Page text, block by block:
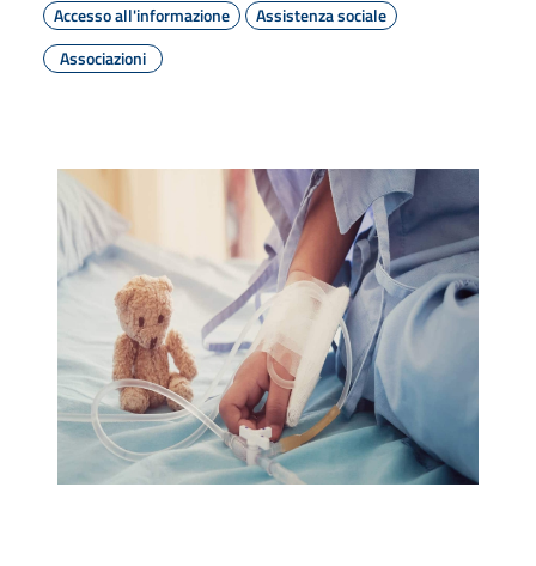
Accesso all'informazione
Assistenza sociale
Associazioni